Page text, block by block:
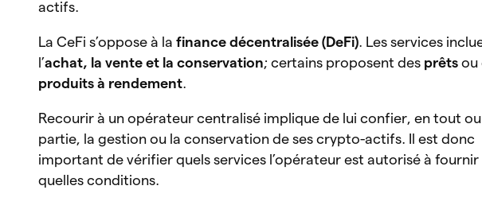
actifs.
La CeFi s’oppose à la finance décentralisée (DeFi). Les services
l’achat, la vente et la conservation; certains proposent des prêtsou
produits à rendement.
Recourir à un opérateur centralisé implique de lui confier, en tout
partie, la gestion ou la conservation de ses crypto-actifs. Il est donc
important de vérifier quels services l’opérateur est autorisé à fournir
quelles conditions.